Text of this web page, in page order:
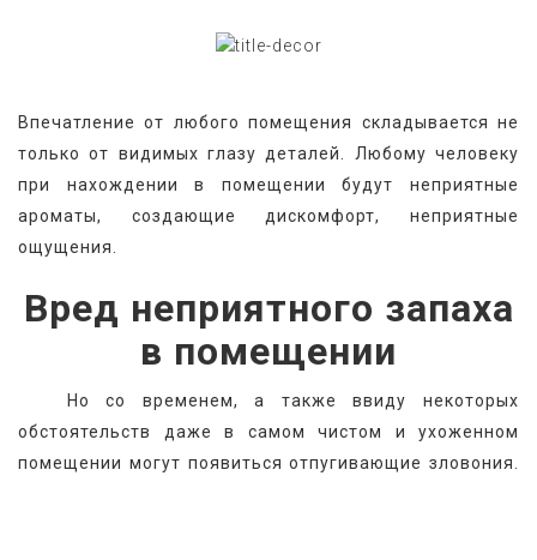
Впечатление от любого помещения складывается не
только от видимых глазу деталей. Любому человеку
при нахождении в помещении будут неприятные
ароматы, создающие дискомфорт, неприятные
ощущения.
Вред неприятного запаха
в помещении
Но со временем, а также ввиду некоторых
обстоятельств даже в самом чистом и ухоженном
помещении могут появиться отпугивающие зловония.